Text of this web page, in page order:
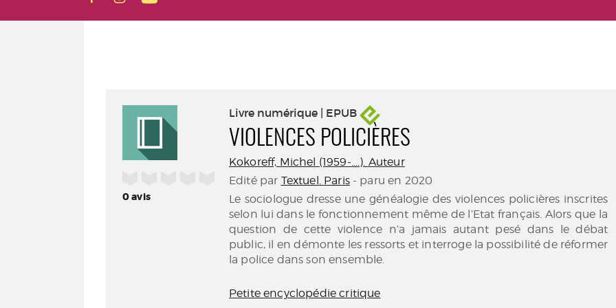
0avis
Livre numérique | EPUB
VIOLENCES POLICIÈRES
Kokoreff, Michel (1959-....). Auteur
Edité par Textuel. Paris- paru en 2020
Le sociologue dresse une généalogie des violences policières inscrites
selon lui dans le fonctionnement même de l’Etat français. Alors que la
question de cette violence n’a jamais autant pesé dans le débat
public, il en démonte les ressorts et interroge la possibilité de réformer
la police dans son ensemble.
Petite encyclopédie critique